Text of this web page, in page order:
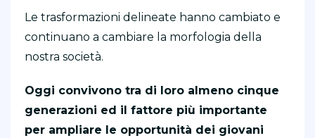
Le trasformazioni delineate hanno cambiato e
continuano a cambiare la morfologia della
nostra società.
Oggi convivono tra di loro almeno cinque
generazioni ed il fattore più importante
per ampliare le opportunità dei giovani